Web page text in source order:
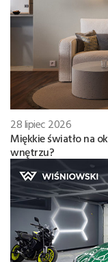
28 lipiec 2026
Miękkie światło na
wnętrzu?